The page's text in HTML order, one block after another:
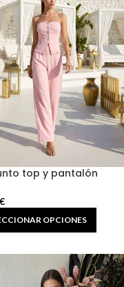
top y pantalón
€
OPCIONES